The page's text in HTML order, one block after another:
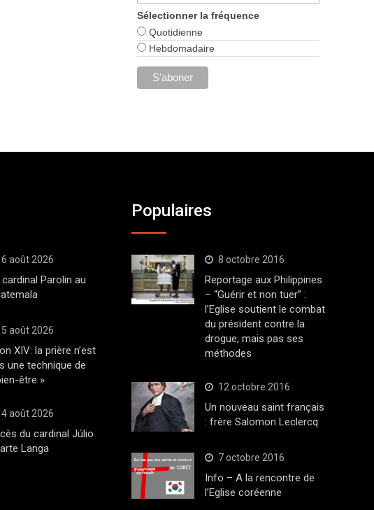
Sélectionner la fréquence
Quotidienne
Hebdomadaire
6 août 2026
Parolin au
5 août 2026
XIV: la prière n’est
une technique de
être »
4 août 2026
du cardinal Júlio
Langa
Populaires
8 octobre 2016
Reportage aux Philippines
– “Guérir et non tuer” :
l’Eglise soutient le combat
du président contre la
drogue, mais pas ses
méthodes
12 octobre 2016
Un nouveau saint français
: frère Salomon Leclercq
7 octobre 2016
Info – A la rencontre de
l’Eglise coréenne